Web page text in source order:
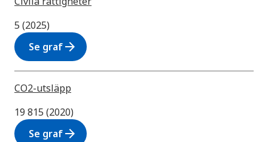
5 (2025)
Se grafarrow_forward
CO2-utsläpp
19 815 (2020)
Se grafarrow_forward